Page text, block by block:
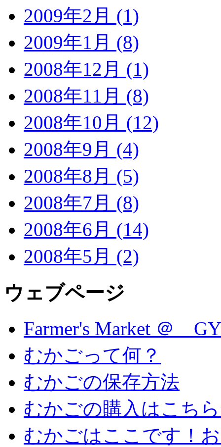
2009年2月 (1)
2009年1月 (8)
2008年12月 (1)
2008年11月 (8)
2008年10月 (12)
2008年9月 (4)
2008年8月 (5)
2008年7月 (8)
2008年6月 (14)
2008年5月 (2)
ウェブページ
Farmer's Market ＠
むかごって何？
むかごの保存方法
むかごの購入はこち
むかごはここです！